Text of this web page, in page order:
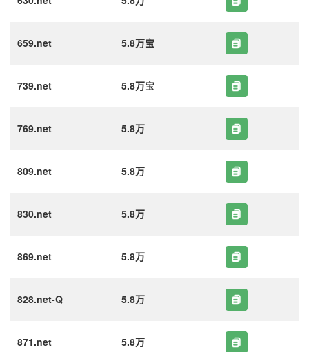
659.net 5.8万宝
739.net 5.8万宝
769.net 5.8万
809.net 5.8万
830.net 5.8万
869.net 5.8万
828.net-Q 5.8万
871.net 5.8万